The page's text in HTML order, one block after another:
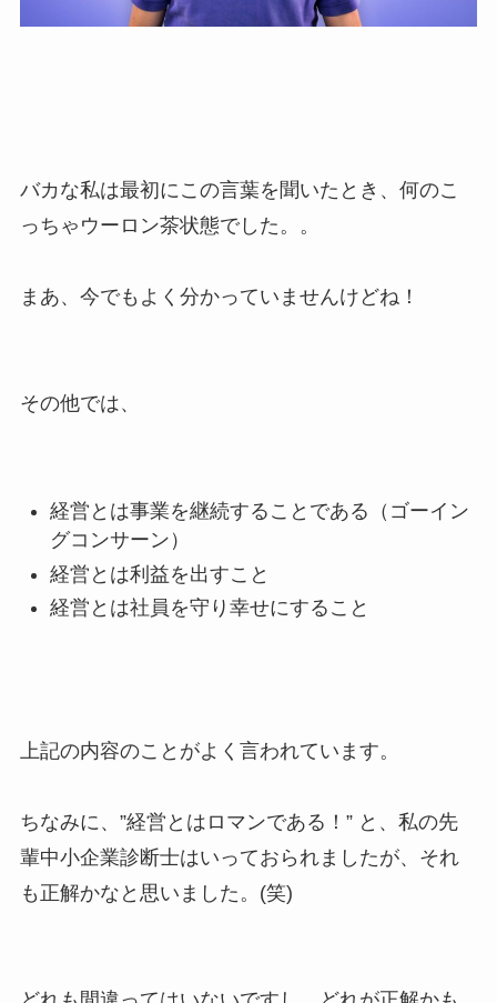
バカな私は最初にこの言葉を聞いたとき、何のこ
っちゃウーロン茶状態でした。。
まあ、今でもよく分かっていませんけどね！
その他では、
経営とは事業を継続することである（ゴーイン
グコンサーン）
経営とは利益を出すこと
経営とは社員を守り幸せにすること
上記の内容のことがよく言われています。
ちなみに、”経営とはロマンである！” と、私の先
輩中小企業診断士はいっておられましたが、それ
も正解かなと思いました。(笑)